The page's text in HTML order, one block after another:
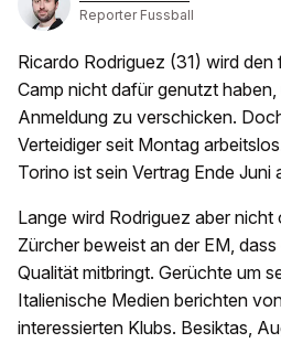
Reporter Fussball
Ricardo Rodriguez (31) wird
Camp nicht dafür genutzt haben,
Anmeldung zu verschicken.
Verteidiger seit Montag
Torino ist sein Vertrag Ende Juni
Lange wird Rodriguez aber nicht
Zürcher beweist an der EM,
Qualität mitbringt. Gerüchte um
Italienische Medien berichten
interessierten Klubs. Besiktas,